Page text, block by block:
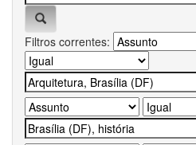
Filtros correntes: